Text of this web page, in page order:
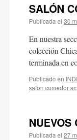
SALÓN
Publicada el 30
En nuestra
colección
terminada en
Publicado en
salon comedor
NUEVOS
Publicada el 27